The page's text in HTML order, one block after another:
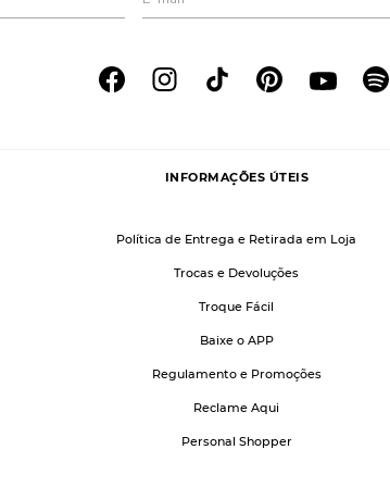
INFORMAÇÕES ÚTEIS
Política de Entrega e Retirada em Loja
Trocas e Devoluções
Troque Fácil
Baixe o APP
Regulamento e Promoções
Reclame Aqui
Personal Shopper